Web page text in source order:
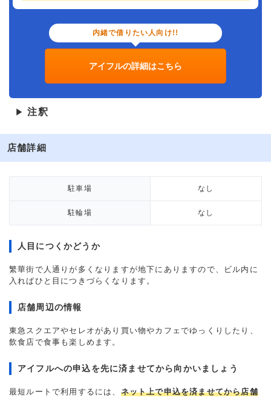
内緒で借りたい人向け!!
アイフルの詳細はこちら
▶ 注釈
店舗詳細
駐車場 なし
駐輪場 なし
人目につくかどうか
繁華街で人通りが多くなりますが地下にありますので、ビル内に
入ればひと目につきづらくなります。
店舗周辺の情報
東急スクエアやセレオがあり買い物やカフェでゆっくりしたり、
飲食店で食事も楽しめます。
アイフルへの申込を先に済ませてから向かいましょう
最短ルートで利用するには、 ネット上で申込を済ませてから店舗